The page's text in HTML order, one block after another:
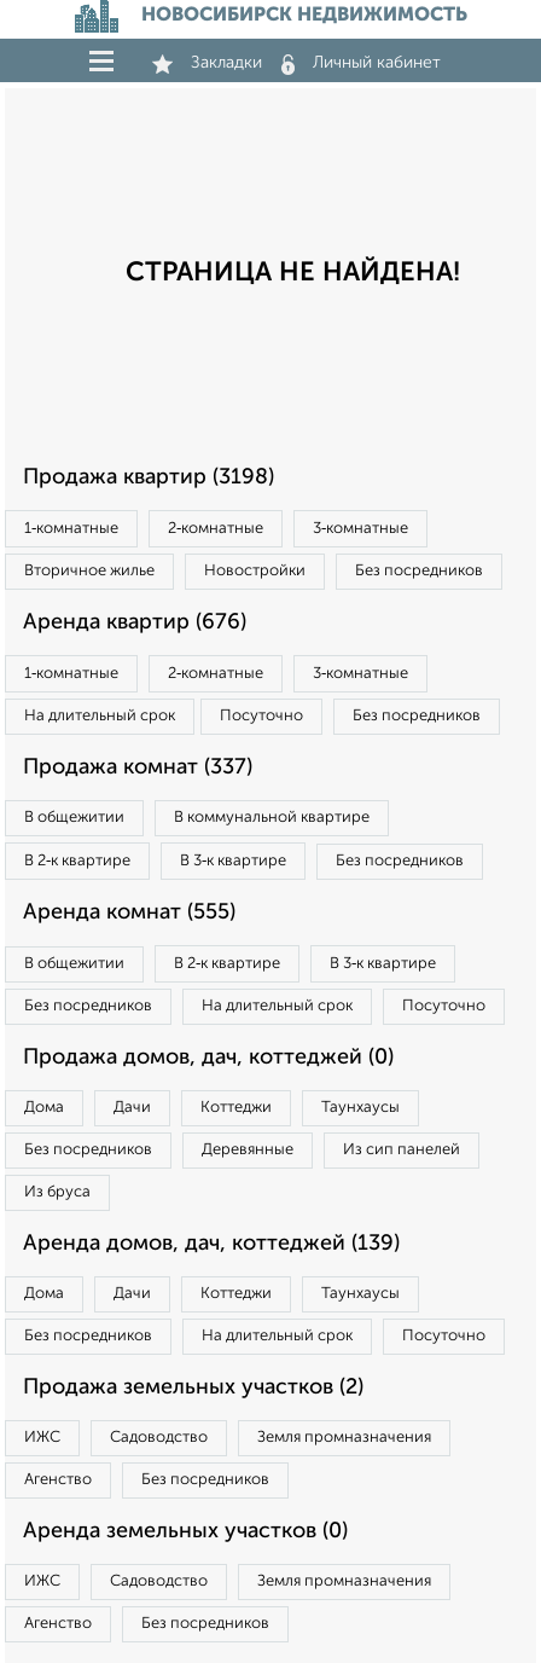
НОВОСИБИРСК НЕДВИЖИМОСТЬ
Закладки Личный кабинет
СТРАНИЦА НЕ НАЙДЕНА!
Продажа квартир (3198)
1‑комнатные 2‑комнатные 3‑комнатные
Вторичное жилье Новостройки Без посредников
Аренда квартир (676)
1‑комнатные 2‑комнатные 3‑комнатные
На длительный срок Посуточно Без посредников
Продажа комнат (337)
В общежитии В коммунальной квартире
В 2‑к квартире В 3‑к квартире Без посредников
Аренда комнат (555)
В общежитии В 2‑к квартире В 3‑к квартире
Без посредников На длительный срок Посуточно
Продажа домов, дач, коттеджей (0)
Дома Дачи Коттеджи Таунхаусы
Без посредников Деревянные Из сип панелей
Из бруса
Аренда домов, дач, коттеджей (139)
Дома Дачи Коттеджи Таунхаусы
Без посредников На длительный срок Посуточно
Продажа земельных участков (2)
ИЖС Садоводство Земля промназначения
Агенство Без посредников
Аренда земельных участков (0)
ИЖС Садоводство Земля промназначения
Агенство Без посредников